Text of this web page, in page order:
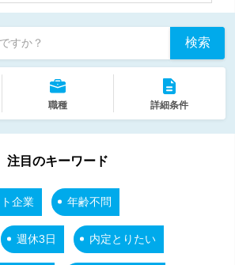
すか？ 検索
職種 詳細条件
注目のキーワード
企業 年齢不問
週休3日 内定とりたい